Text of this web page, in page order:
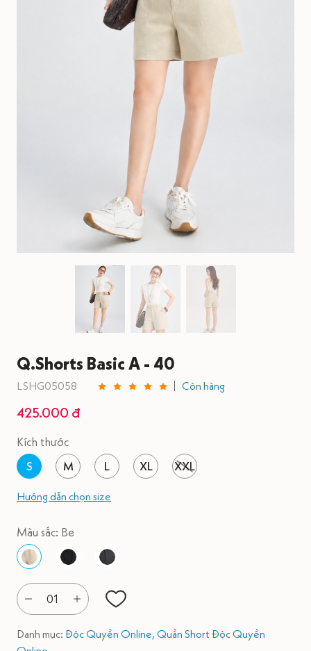
Q.Shorts Basic A - 40
LSHG05058 Còn hàng
425.000 đ
Kích thước
S
M L XL XXL
Hướng dẫn chọn size
Màu sắc: Be
01
Danh mục: Độc Quyền Online, Quần Short Độc Quyền